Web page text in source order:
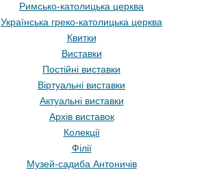
Римсько-католицька церква
Українська греко-католицька церква
Квитки
Виставки
Постійні виставки
Віртуальні виставки
Актуальні виставки
Архів виставок
Колекції
Філії
Музей-садиба Антоничів